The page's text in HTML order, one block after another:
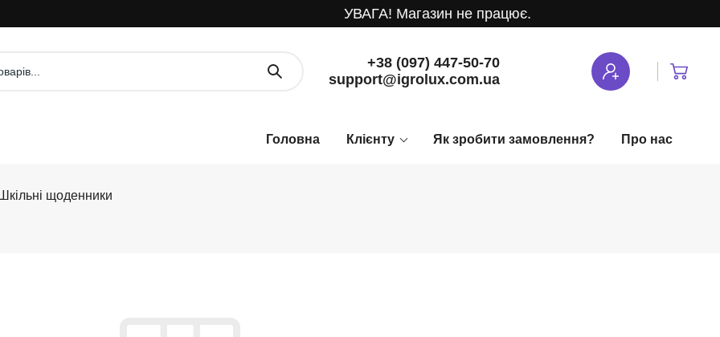
УВАГА! Магазин не працює.
+38 (097) 447-50-70
support@igrolux.com.ua
Клієнту Як зробити замовлення? Про нас
щоденники